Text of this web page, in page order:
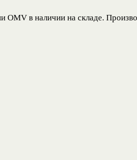
OMV в наличии на складе.